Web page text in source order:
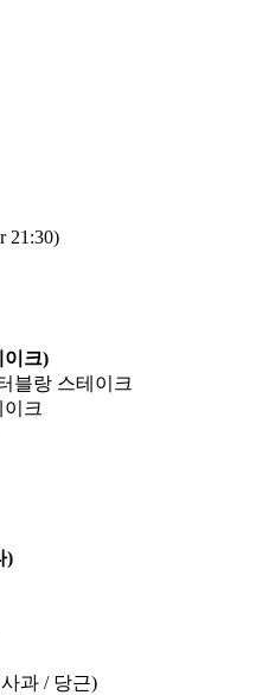
21:30)
이크)
블랑 스테이크
크
)
과 / 당근)